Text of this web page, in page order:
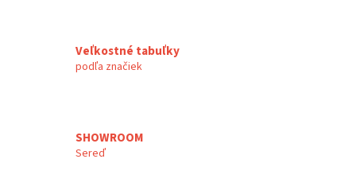
Veľkostné tabuľky
podľa značiek
SHOWROOM
Sereď